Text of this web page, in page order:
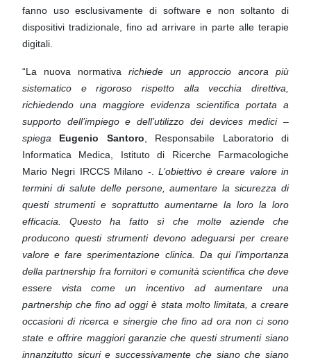
fanno uso esclusivamente di software e non soltanto di
dispositivitradizionale, fino ad arrivare in parte alle terapie
digitali.
“La nuova normativarichiede un approccio ancora più
sistematico e rigoroso rispetto alla vecchia direttiva,
richiedendo una maggiore evidenza scientifica portata a
supporto dell’impiego e dell’utilizzo dei devicesmedici –
spiega Eugenio Santoro , Responsabile Laboratorio di
Informatica Medica, Istituto di Ricerche Farmacologiche
Mario Negri IRCCS Milano -.L’obiettivo è creare valore in
termini di salute delle persone,aumentare la sicurezza di
questi strumenti e soprattutto aumentarne la loro la loro
efficacia. Questo hafatto sì che molte aziende che
producono questi strumenti devono adeguarsi per creare
valore e faresperimentazione clinica. Da qui l’importanza
della partnership fra fornitori e comunità scientifica che deve
essere vista come un incentivo ad aumentare una
partnership che fino ad oggi è stata molto limitata, a creare
occasioni di ricerca e sinergie che fino ad ora non ci sono
state e offrire maggiori garanzie che questi strumenti siano
innanzitutto sicuri e successivamente che siano che siano